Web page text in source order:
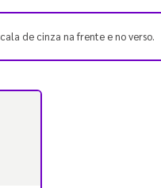
de cinza na frente e no verso.